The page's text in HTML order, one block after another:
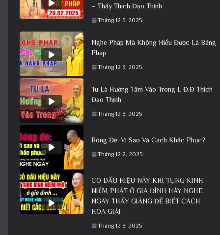
– Thầy Thích Đạo Thịnh
Tháng 12 3, 2025
Nghe Pháp Mà Không Hiểu Được Là Báng
Pháp
Tháng 12 3, 2025
Tu Là Hướng Tâm Vào Trong L Đ.Đ Thích
Đạo Thịnh
Tháng 12 3, 2025
Bóng Đè: Vì Sao Và Cách Khắc Phục?
Tháng 12 2, 2025
CÓ DẤU HIỆU NÀY KHI TỤNG KINH
NIỆM PHẬT Ở GIA ĐÌNH HÃY NGHE
NGAY THẦY GIẢNG ĐỂ BIẾT CÁCH
HÓA GIẢI
Tháng 12 3, 2025